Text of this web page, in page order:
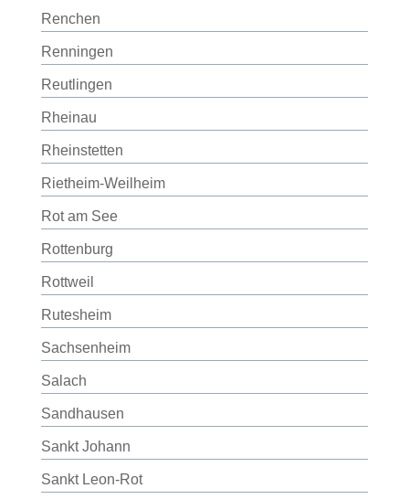
Renchen
Renningen
Reutlingen
Rheinau
Rheinstetten
Rietheim-Weilheim
Rot am See
Rottenburg
Rottweil
Rutesheim
Sachsenheim
Salach
Sandhausen
Sankt Johann
Sankt Leon-Rot